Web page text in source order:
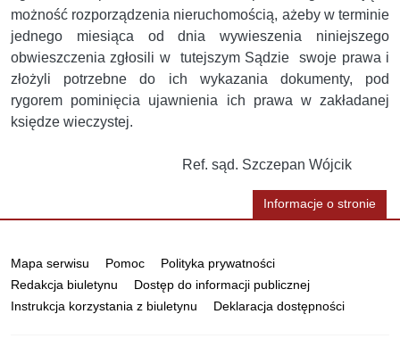
możność rozporządzenia nieruchomością, ażeby w terminie
jednego miesiąca od dnia wywieszenia niniejszego
obwieszczenia zgłosili w tutejszym Sądzie swoje prawa i
złożyli potrzebne do ich wykazania dokumenty, pod
rygorem pominięcia ujawnienia ich prawa w zakładanej
księdze wieczystej.
Ref. sąd. Szczepan Wójcik
Informacje o stronie
Mapa serwisu Pomoc
Polityka prywatności
Redakcja biuletynu
Dostęp do informacji publicznej
Instrukcja korzystania z biuletynu
Deklaracja dostępności